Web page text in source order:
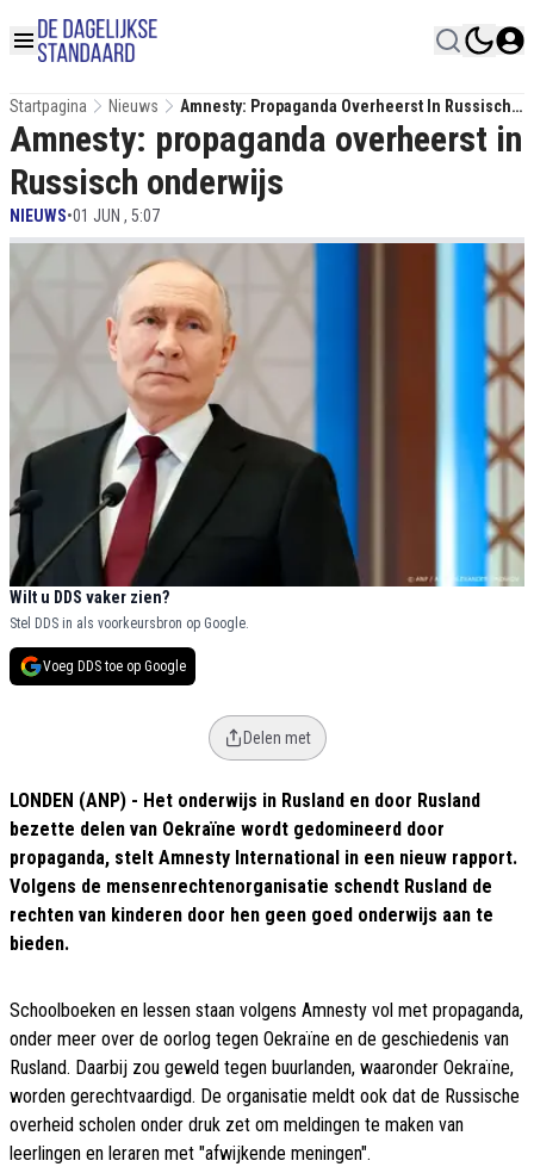
Startpagina Nieuws
Amnesty: Propaganda Overheerst In Russisch
Onderwijs
Amnesty: propaganda overheerst in
Russisch onderwijs
NIEUWS•01 JUN , 5:07
Wilt u DDS vaker zien?
Stel DDS in als voorkeursbron op Google.
Voeg DDS toe op Google
Delen met
LONDEN (ANP) - Het onderwijs in Rusland en door Rusland
bezette delen van Oekraïne wordt gedomineerd door
propaganda, stelt Amnesty International in een nieuw rapport.
Volgens de mensenrechtenorganisatie schendt Rusland de
rechten van kinderen door hen geen goed onderwijs aan te
bieden.
Schoolboeken en lessen staan volgens Amnesty vol met propaganda,
onder meer over de oorlog tegen Oekraïne en de geschiedenis van
Rusland. Daarbij zou geweld tegen buurlanden, waaronder Oekraïne,
worden gerechtvaardigd. De organisatie meldt ook dat de Russische
overheid scholen onder druk zet om meldingen te maken van
leerlingen en leraren met "afwijkende meningen".